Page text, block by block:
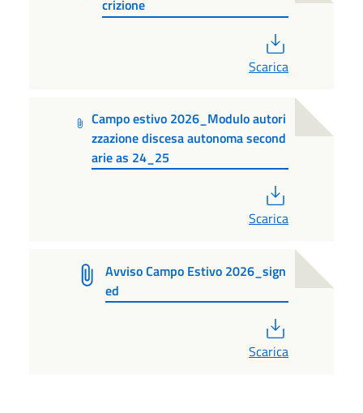
crizione
Scarica
Campo estivo 2026_Modulo autori
zzazione discesa autonoma second
arie as 24_25
Scarica
Avviso Campo Estivo 2026_sign
ed
Scarica